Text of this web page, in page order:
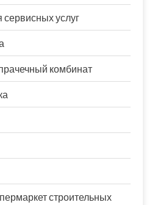
услуг
комбинат
строительных